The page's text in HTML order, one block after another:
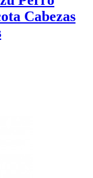
Cabezas